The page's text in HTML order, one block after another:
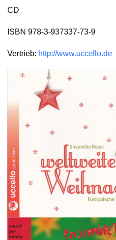
CD
ISBN 978-3-937337-73-9
Vertrieb: http://www.uccello.de